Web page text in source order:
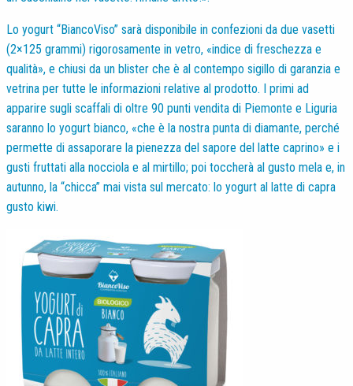
Lo yogurt “BiancoViso” sarà disponibile in confezioni da due vasetti
(2×125 grammi) rigorosamente in vetro, «indice di freschezza e
qualità», e chiusi da un blister che è al contempo sigillo di garanzia e
vetrina per tutte le informazioni relative al prodotto. I primi ad
apparire sugli scaffali di oltre 90 punti vendita di Piemonte e Liguria
saranno lo yogurt bianco, «che è la nostra punta di diamante, perché
permette di assaporare la pienezza del sapore del latte caprino» e i
gusti fruttati alla nocciola e al mirtillo; poi toccherà al gusto mela e, in
autunno, la “chicca” mai vista sul mercato: lo yogurt al latte di capra
gusto kiwi.